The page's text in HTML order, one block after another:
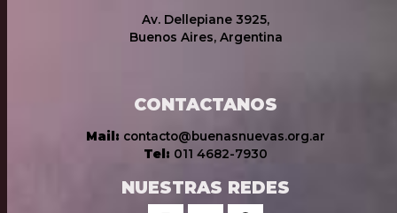
Av. Dellepiane 3925,
Buenos Aires, Argentina
CONTACTANOS
Mail: contacto@buenasnuevas.org.ar
Tel: 011 4682-7930
NUESTRAS REDES